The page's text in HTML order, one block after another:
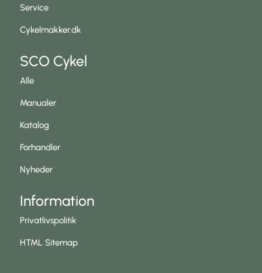
Service
Cykelmakker.dk
SCO Cykel
Alle
Manualer
Katalog
Forhandler
Nyheder
Information
Privatlivspolitik
HTML Sitemap